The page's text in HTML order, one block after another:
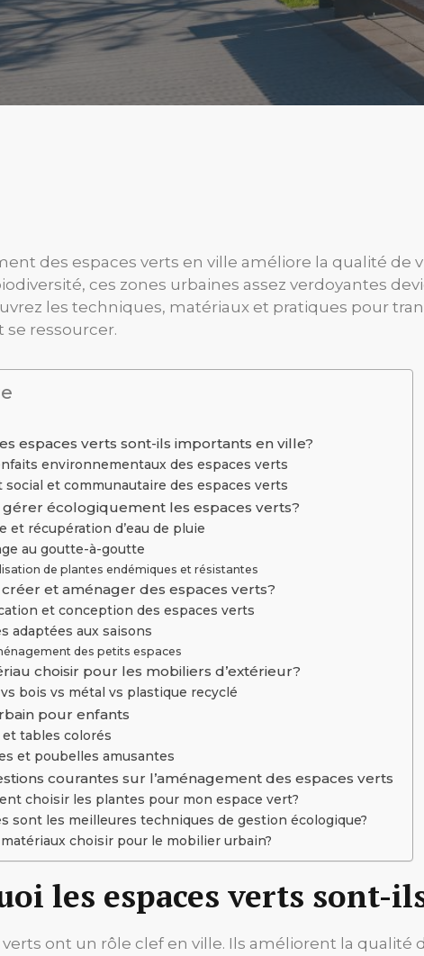
des espaces verts en ville améliore la qualité de
ces zones urbaines assez verdoyantes
les techniques, matériaux et pratiques pour
ressourcer.
espaces verts sont-ils importants en ville?
environnementaux des espaces verts
social et communautaire des espaces verts
écologiquement les espaces verts?
et récupération d’eau de pluie
au goutte-à-goutte
de plantes endémiques et résistantes
et aménager des espaces verts?
et conception des espaces verts
adaptées aux saisons
des petits espaces
choisir pour les mobiliers d’extérieur?
bois vs métal vs plastique recyclé
pour enfants
et tables colorés
et poubelles amusantes
courantes sur l’aménagement des espaces verts
choisir les plantes pour mon espace vert?
sont les meilleures techniques de gestion écologique?
choisir pour le mobilier urbain?
les espaces verts sont-
verts ont un rôle clef en ville. Ils améliorent la